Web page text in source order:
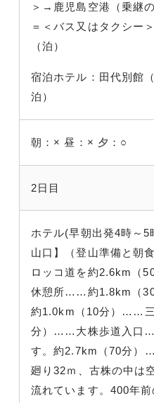
＞→鹿児島空港（乗継
＝＜バス又はタクシー
（泊）
宿泊ホテル：田代別館
泊
朝：× 昼：× 夕：○
2日目
ホテル(早朝出発4時～
山口】（登山準備と朝
ロッコ道を約2.6km（
休憩所……約1.8km（
約1.0km（10分）……
分）……大株歩道入口
す。約2.7km（70分）
廻り32ｍ、古株の中は
流れています。400年